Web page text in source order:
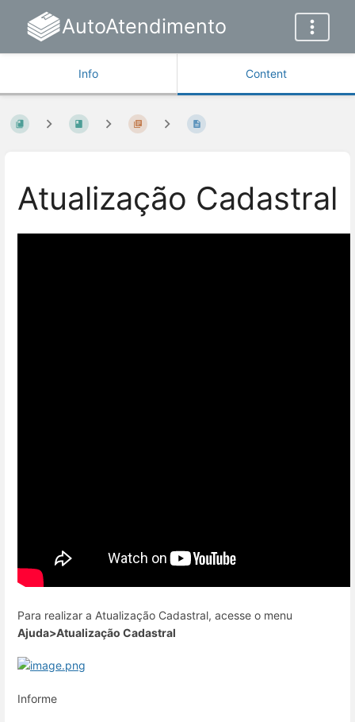
AutoAtendimento
Info Content
Atualização Cadastral
Para realizar a Atualização Cadastral, acesse o menu
Ajuda>Atualização Cadastral
Informe